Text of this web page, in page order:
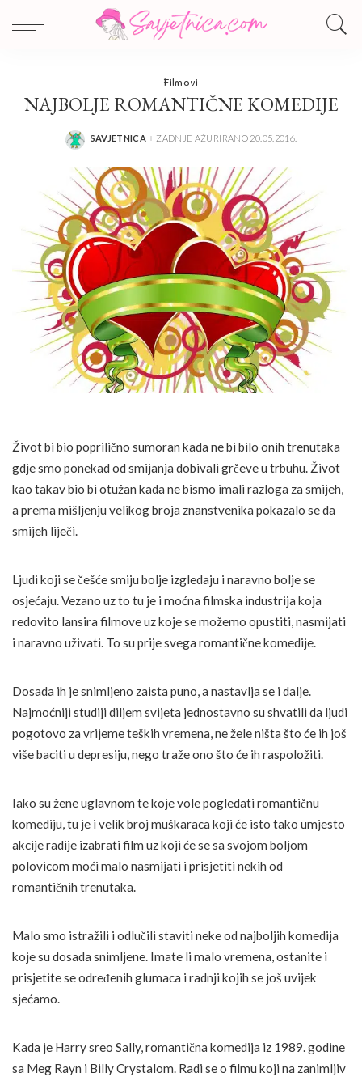
Filmovi
NAJBOLJE ROMANTIČNE KOMEDIJE
POSTED
SAVJETNICA ZADNJE AŽURIRANO 20.05.2016.
Život bi bio poprilično sumoran kada ne bi bilo onih trenutaka
gdje smo ponekad od smijanja dobivali grčeve u trbuhu. Život
kao takav bio bi otužan kada ne bismo imali razloga za smijeh,
a prema mišljenju velikog broja znanstvenika pokazalo se da
smijeh liječi.
Ljudi koji se češće smiju bolje izgledaju i naravno bolje se
osjećaju. Vezano uz to tu je i moćna filmska industrija koja
redovito lansira filmove uz koje se možemo opustiti, nasmijati
i naravno uživati. To su prije svega romantične komedije.
Dosada ih je snimljeno zaista puno, a nastavlja se i dalje.
Najmoćniji studiji diljem svijeta jednostavno su shvatili da ljudi
pogotovo za vrijeme teških vremena, ne žele ništa što će ih još
više baciti u depresiju, nego traže ono što će ih raspoložiti.
Iako su žene uglavnom te koje vole pogledati romantičnu
komediju, tu je i velik broj muškaraca koji će isto tako umjesto
akcije radije izabrati film uz koji će se sa svojom boljom
polovicom moći malo nasmijati i prisjetiti nekih od
romantičnih trenutaka.
Malo smo istražili i odlučili staviti neke od najboljih komedija
koje su dosada snimljene. Imate li malo vremena, ostanite i
prisjetite se određenih glumaca i radnji kojih se još uvijek
sjećamo.
Kada je Harry sreo Sally, romantična komedija iz 1989. godine
sa Meg Rayn i Billy Crystalom. Radi se o filmu koji na zanimljiv